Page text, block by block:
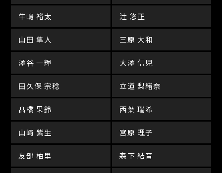
牛嶋 裕太 辻 悠正
山田 隼人 三原 大和
澤谷 一輝 大澤 信児
田久保 宗稔 立道 梨緒奈
髙橋 果鈴 西葉 瑞希
山﨑 紫生 宮原 理子
友部 柚里 森下 結音